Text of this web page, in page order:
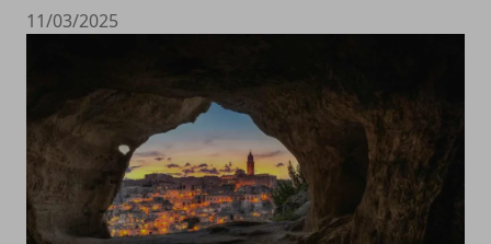
11/03/2025